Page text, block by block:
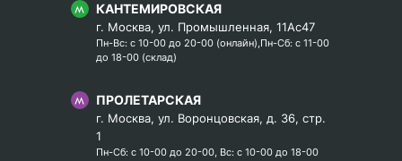
КАНТЕМИРОВСКАЯ
г. Москва, ул. Промышленная, 11Ас47
Пн-Вс: с 10-00 до 20-00 (онлайн),Пн-Сб: с 11-00
до 18-00 (склад)
ПРОЛЕТАРСКАЯ
г. Москва, ул. Воронцовская, д. 36, стр.
1
Пн-Сб: с 10-00 до 20-00, Вс: с 10-00 до 18-00